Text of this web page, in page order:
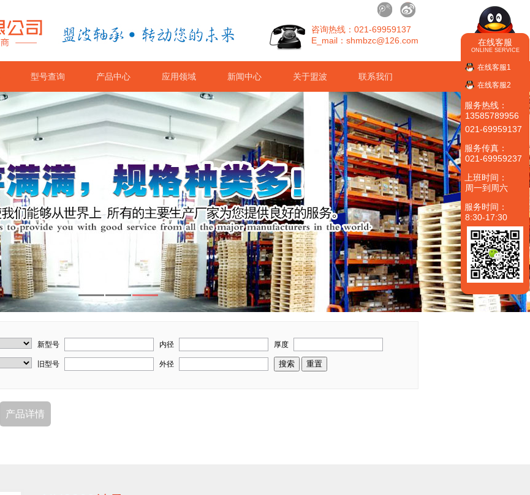
咨询热线：021-69959137
E_mail：shmbzc@126.com
型号查询 产品中心 应用领域 新闻中心 关于盟波 联系我们
新型号 内径 厚度
旧型号 外径
产品详情
在线客服
ONLINE SERVICE
在线客服1
在线客服2
服务热线：
13585789956
021-69959137
服务传真：
021-69959237
上班时间：
周一到周六
服务时间：
8:30-17:30